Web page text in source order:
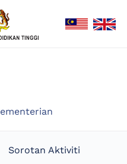
Sorotan Aktiviti